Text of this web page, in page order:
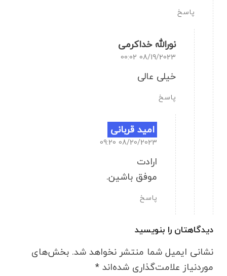
پاسخ
نورالله خداکرمی
08/19/2023 00:02
خیلی عالی
پاسخ
امید قربانی
08/20/2023 09:20
ارادت
موفق باشین.
پاسخ
دیدگاهتان را بنویسید
نشانی ایمیل شما منتشر نخواهد شد. بخش‌های
موردنیاز علامت‌گذاری شده‌اند*